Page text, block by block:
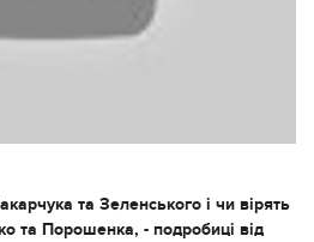
та Зеленського і чи вірять
та Порошенка, - подробиці від